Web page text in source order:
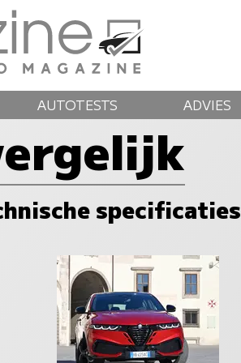
AUTOTESTS ADVIES
specificaties